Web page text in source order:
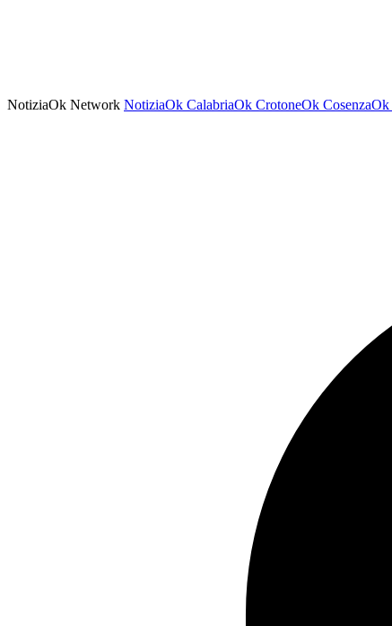
NotiziaOk Network NotiziaOk CalabriaOk CrotoneOk CosenzaOk